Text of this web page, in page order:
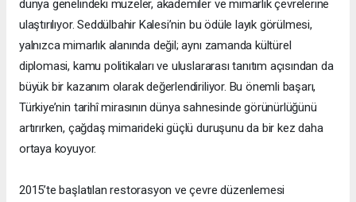
dünya genelindeki müzeler, akademiler ve mimarlık çevrelerine
ulaştırılıyor. Seddülbahir Kalesi’nin bu ödüle layık görülmesi,
yalnızca mimarlık alanında değil; aynı zamanda kültürel
diplomasi, kamu politikaları ve uluslararası tanıtım açısından da
büyük bir kazanım olarak değerlendiriliyor. Bu önemli başarı,
Türkiye’nin tarihî mirasının dünya sahnesinde görünürlüğünü
artırırken, çağdaş mimarideki güçlü duruşunu da bir kez daha
ortaya koyuyor.
2015’te başlatılan restorasyon ve çevre düzenlemesi